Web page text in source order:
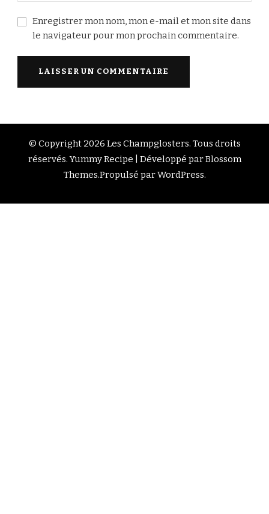
Enregistrer mon nom, mon e-mail et mon site dans
le navigateur pour mon prochain commentaire.
© Copyright 2026 Les Champglosters. Tous droits
réservés.Yummy Recipe | Développé parBlossom
Themes.Propulsé parWordPress.